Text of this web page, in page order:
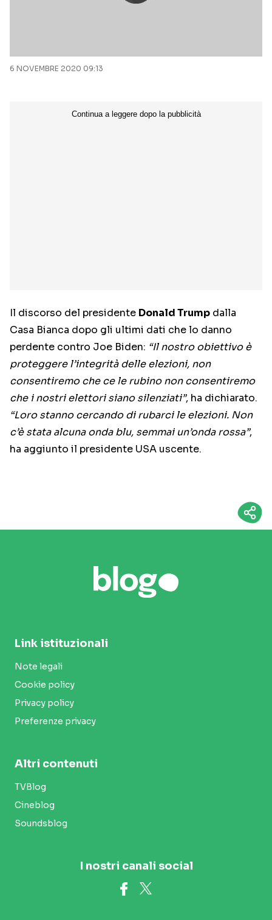
6 NOVEMBRE 2020 09:13
Il discorso del presidente Donald Trump dalla
Casa Bianca dopo gli ultimi dati che lo danno
perdente contro Joe Biden: “Il nostro obiettivo è
proteggere l’integrità delle elezioni, non
consentiremo che ce le rubino non consentiremo
che i nostri elettori siano silenziati”, ha dichiarato.
“Loro stanno cercando di rubarci le elezioni. Non
c’è stata alcuna onda blu, semmai un’onda rossa”,
ha aggiunto il presidente USA uscente.
Link istituzionali
Note legali
Cookie policy
Privacy policy
Preferenze privacy
Altri contenuti
TVBlog
Cineblog
Soundsblog
I nostri canali social